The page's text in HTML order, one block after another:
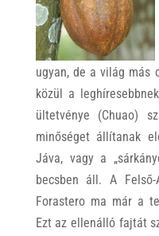
ugyan, de a világ más
közül a
ültetvénye (Chuao)
minőséget állítanak
Jáva, vagy a
becsben áll. A Felső-
Forastero ma már a
Ezt az ellenálló fajtát